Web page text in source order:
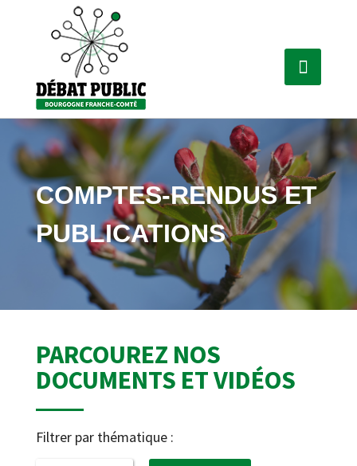
COMPTES-RENDUS ET
PUBLICATIONS
PARCOUREZ NOS
DOCUMENTS ET VIDÉOS
Filtrer par thématique :